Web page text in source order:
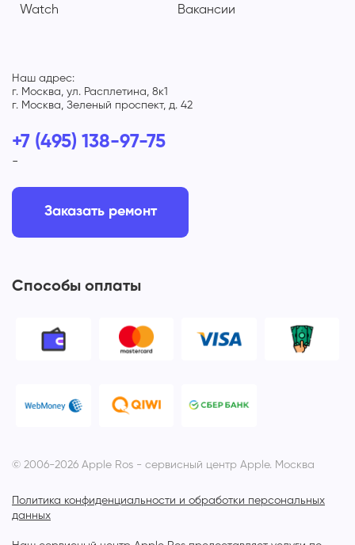
Watch Вакансии
Наш адрес:
г. Москва, ул. Расплетина, 8к1
г. Москва, Зеленый проспект, д. 42
+7 (495) 138-97-75
-
Заказать ремонт
Способы оплаты
© 2006-2026 Apple Ros - сервисный центр Apple. Москва
Политика конфиденциальности и обработки персональных
данных